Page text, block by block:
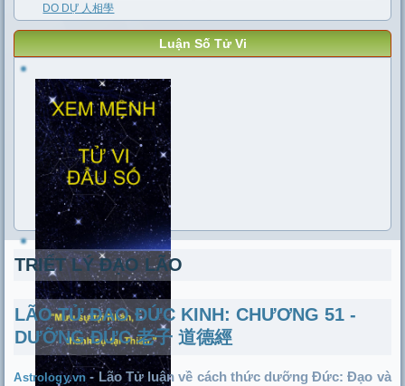
DO DỰ 人相學
Luận Số Tử Vi
TRIẾT LÝ ĐẠO LÃO
LÃO TỬ ĐẠO ĐỨC KINH: CHƯƠNG 51 -
DƯỠNG ĐỨC 老子 道德經
Astrology.vn- Lão Tử luận về cách thức dưỡng Đức: Đạo và